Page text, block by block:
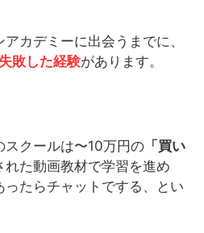
カデミーに出会うまでに、
失敗した経験があります。
クールは〜10万円の 「買い
れた動画教材で学習を進め
たらチャットでする、とい